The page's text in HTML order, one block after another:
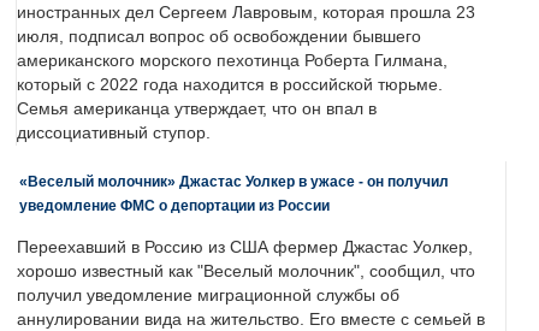
иностранных дел Сергеем Лавровым, которая прошла 23
июля, подписал вопрос об освобождении бывшего
американского морского пехотинца Роберта Гилмана,
который с 2022 года находится в российской тюрьме.
Семья американца утверждает, что он впал в
диссоциативный ступор.
«Веселый молочник» Джастас Уолкер в ужасе - он получил
уведомление ФМС о депортации из России
Переехавший в Россию из США фермер Джастас Уолкер,
хорошо известный как "Веселый молочник", сообщил, что
получил уведомление миграционной службы об
аннулировании вида на жительство. Его вместе с семьей в